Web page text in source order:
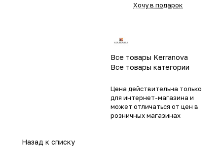
Хочу в подарок
Все товары Kerranova
Все товары категории
Цена действительна только
для интернет-магазина и
может отличаться от цен в
розничных магазинах
Назад к списку